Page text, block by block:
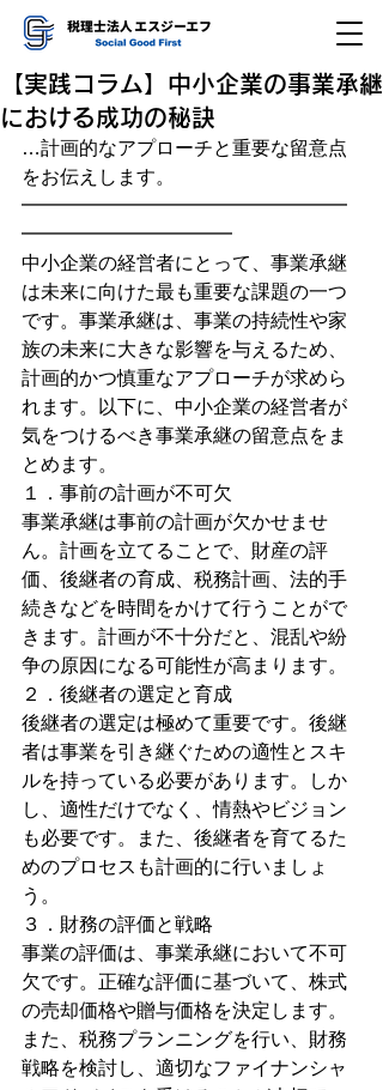
【実践コラム】中小企業の事業承継
における成功の秘訣
…計画的なアプローチと重要な留意点
をお伝えします。
━━━━━━━━━━━━━━━━━
━━━━━━━━━━━
中小企業の経営者にとって、事業承継
は未来に向けた最も重要な課題の一つ
です。事業承継は、事業の持続性や家
族の未来に大きな影響を与えるため、
計画的かつ慎重なアプローチが求めら
れます。以下に、中小企業の経営者が
気をつけるべき事業承継の留意点をま
とめます。
１．事前の計画が不可欠
事業承継は事前の計画が欠かせませ
ん。計画を立てることで、財産の評
価、後継者の育成、税務計画、法的手
続きなどを時間をかけて行うことがで
きます。計画が不十分だと、混乱や紛
争の原因になる可能性が高まります。
２．後継者の選定と育成
後継者の選定は極めて重要です。後継
者は事業を引き継ぐための適性とスキ
ルを持っている必要があります。しか
し、適性だけでなく、情熱やビジョン
も必要です。また、後継者を育てるた
めのプロセスも計画的に行いましょ
う。
３．財務の評価と戦略
事業の評価は、事業承継において不可
欠です。正確な評価に基づいて、株式
の売却価格や贈与価格を決定します。
また、税務プランニングを行い、財務
戦略を検討し、適切なファイナンシャ